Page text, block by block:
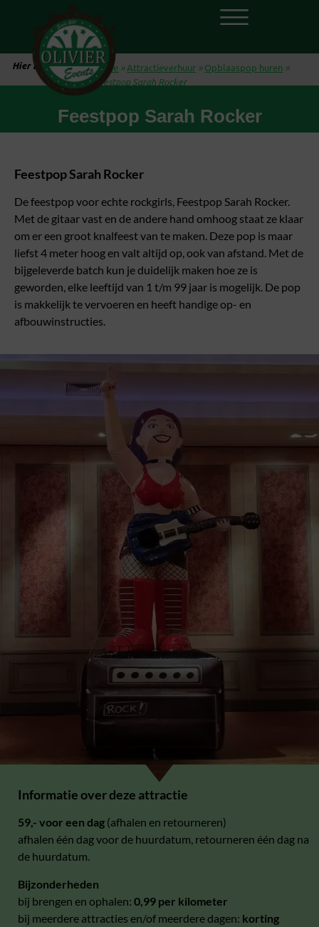
Hier ben je: Home »Attractieverhuur »Opblaaspop huren »
Feestpop Sarah Rocker
Feestpop Sarah Rocker
Feestpop Sarah Rocker
De feestpop voor echte rockgirls, Feestpop Sarah Rocker.
Met de gitaar vast en de andere hand omhoog staat ze klaar
om er een groot knalfeest van te maken. Deze pop is maar
liefst 4 meter hoog en valt altijd op, ook van afstand. Met de
bijgeleverde batch kun je duidelijk maken hoe ze is
geworden, elke leeftijd van 1 t/m 99 jaar is mogelijk. De pop
is makkelijk te vervoeren en heeft handige op- en
afbouwinstructies.
Informatie over deze attractie
59,- voor een dag (afhalen en retourneren)
afhalen één dag voor de huurdatum, retourneren één dag na
de huurdatum.
Bijzonderheden
bij brengen en ophalen: 0,99 per kilometer
bij meerdere attracties en/of meerdere dagen: korting